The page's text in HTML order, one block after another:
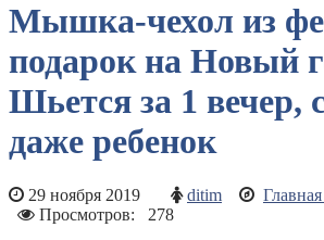
Мышка-чехол из
подарок на Новый
Шьется за 1 вечер,
даже ребенок
29 ноября 2019 ditim
Просмотров: 278